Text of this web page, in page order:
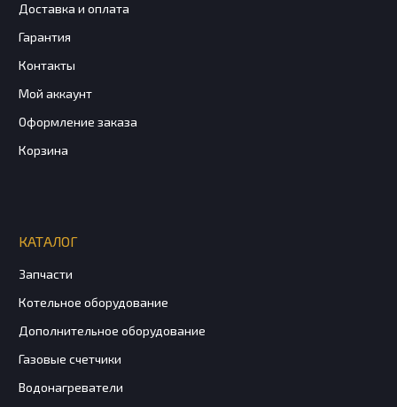
Доставка и оплата
Гарантия
Контакты
Мой аккаунт
Оформление заказа
Корзина
КАТАЛОГ
Запчасти
Котельное оборудование
Дополнительное оборудование
Газовые счетчики
Водонагреватели